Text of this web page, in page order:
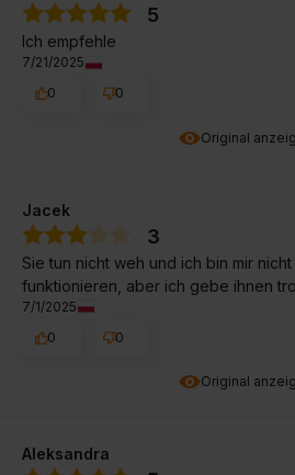
Original
5
Ich empfehle
7/21/2025
0
0
Original
Jacek
3
Sie tun nicht weh und ich bin mir
funktionieren, aber ich gebe ihnen
7/1/2025
0
0
Aleksandra